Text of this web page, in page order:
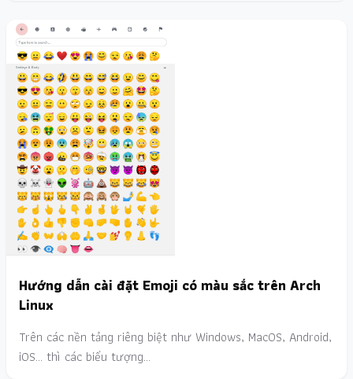
Hướng dẫn cài đặt Emoji có màu sắc trên Arch
Linux
Trên các nền tảng riêng biệt như Windows, MacOS, Android,
iOS... thì các biểu tượng…